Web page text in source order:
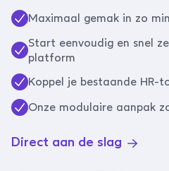
Maximaal gemak in zo
Start eenvoudig en snel
platform
Koppel je bestaande HR-
Onze modulaire aanpak
Direct aan de slag